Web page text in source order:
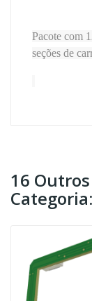
Pacote com
seções de
16
Categoria: